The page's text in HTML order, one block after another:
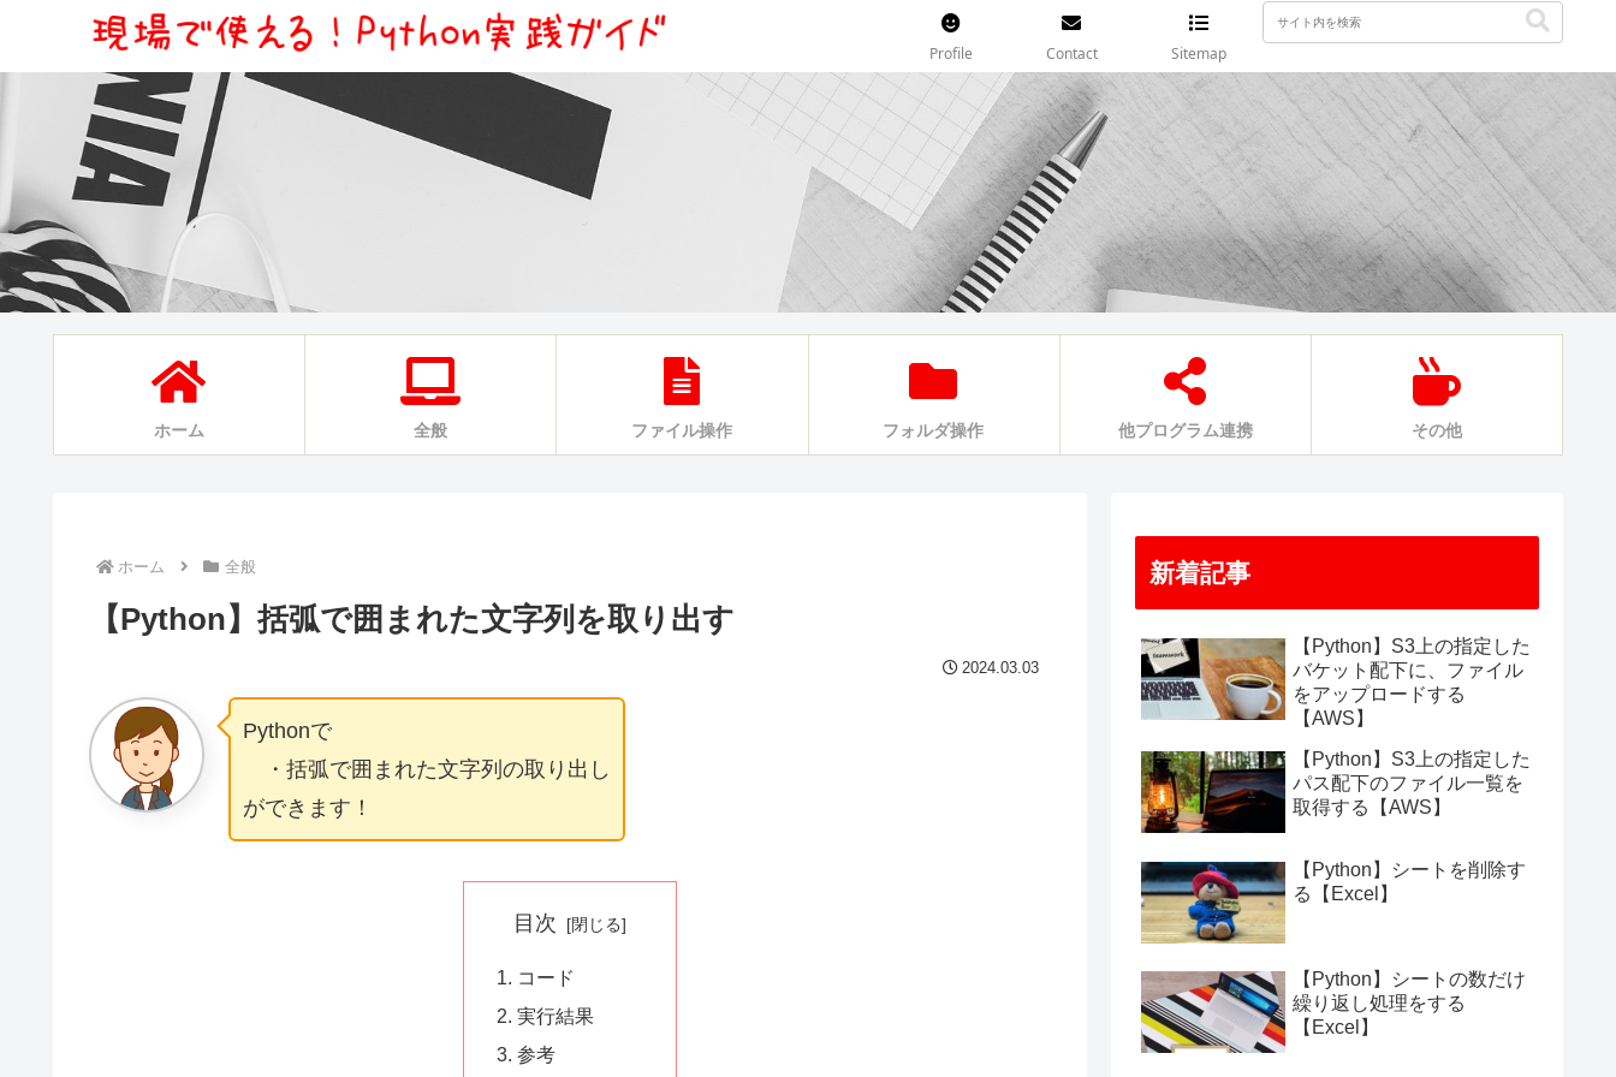
Profile Contact Sitemap
ホーム 全般 ファイル操作 フォルダ操作 他プログラム連携 その他
ホーム 全般
【Python】括弧で囲まれた文字列を取り出す
2024.03.03
Pythonで
・括弧で囲まれた文字列の取り出し
ができます！
目次
コード
実行結果
参考
新着記事
【Python】S3上の指定した
バケット配下に、ファイル
をアップロードする
【AWS】
【Python】S3上の指定した
パス配下のファイル一覧を
取得する【AWS】
【Python】シートを削除す
る【Excel】
【Python】シートの数だけ
繰り返し処理をする
【Excel】